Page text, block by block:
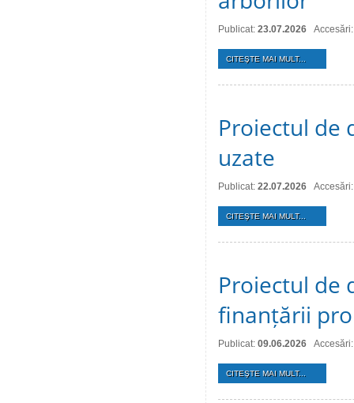
Publicat: 23.07.2026
CITEŞTE MAI MULT...
Proiectul de
uzate
Publicat: 22.07.2026
CITEŞTE MAI MULT...
Proiectul de
finanțării
Publicat: 09.06.2026
CITEŞTE MAI MULT...